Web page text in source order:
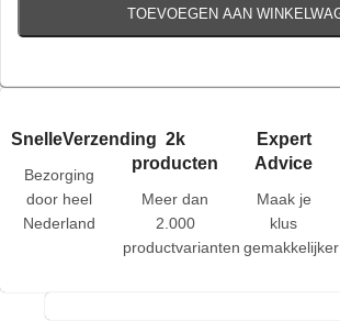
TOEVOEGEN AAN
SnelleVerzending
Bezorging
door heel
Nederland
2k
producten
Meer dan
2.000
productvarianten
Expert
Advice
Maak je
klus
gemakkelijker